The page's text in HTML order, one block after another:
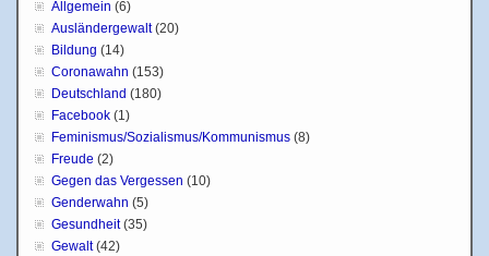
Allgemein (6)
Ausländergewalt(20)
Bildung (14)
Coronawahn (153)
Deutschland (180)
Facebook (1)
Feminismus/Sozialismus/Kommunismus (8)
Freude (2)
Gegen das Vergessen (10)
Genderwahn (5)
Gesundheit(35)
Gewalt(42)